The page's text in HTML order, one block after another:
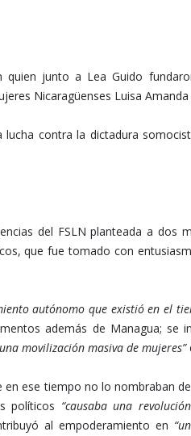
quien junto a Lea Guido
Nicaragüenses Luisa Amanda
contra la dictadura
del FSLN planteada a
que fue tomado con
autónomo que existió en el
además de Managua; se
movilización masiva de mujeres”
en ese tiempo no lo nombraban de
políticos “causaba una revolución
al empoderamiento en “un